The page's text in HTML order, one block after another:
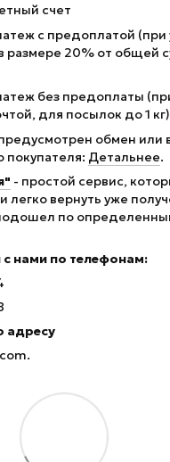
счет
с предоплатой (при
размере 20% от общей
без предоплаты
для посылок до 1 кг)
обмен или
покупателя: Детальнее.
- простой сервис,
легко вернуть уже
по
с нами по телефонам:
адресу